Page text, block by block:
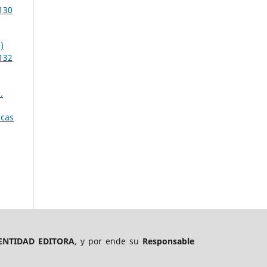
EDITORA, y por ende su Responsable